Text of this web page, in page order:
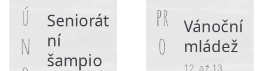
ú
n
Seniorát
ní
šampio
pr
o
Vánoční
mládež
12. až 13.